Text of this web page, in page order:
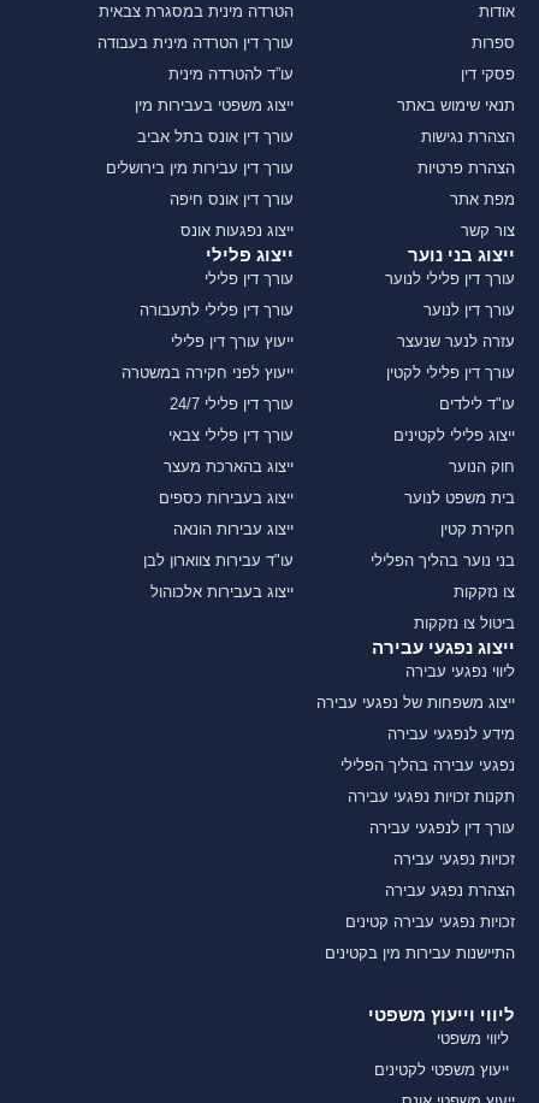
אודות
ספרות
פסקי דין
תנאי שימוש באתר
הצהרת נגישות
הצהרת פרטיות
מפת אתר
צור קשר
הטרדה מינית במסגרת צבאית
עורך דין הטרדה מינית בעבודה
עו”ד להטרדה מינית
ייצוג משפטי בעבירות מין
עורך דין אונס בתל אביב
עורך דין עבירות מין בירושלים
עורך דין אונס חיפה
ייצוג נפגעות אונס
ייצוג בני נוער
עורך דין פלילי לנוער
עורך דין לנוער
עזרה לנער שנעצר
עורך דין פלילי לקטין
עו"ד לילדים
ייצוג פלילי לקטינים
חוק הנוער
בית משפט לנוער
חקירת קטין
בני נוער בהליך הפלילי
צו נזקקות
ביטול צו נזקקות
ייצוג פלילי
עורך דין פלילי
עורך דין פלילי לתעבורה
ייעוץ עורך דין פלילי
ייעוץ לפני חקירה במשטרה
עורך דין פלילי 24/7
עורך דין פלילי צבאי
ייצוג בהארכת מעצר
ייצוג בעבירות כספים
ייצוג עבירות הונאה
עו"ד עבירות צווארון לבן
ייצוג בעבירות אלכוהול
ייצוג נפגעי עבירה
ליווי נפגעי עבירה
ייצוג משפחות של נפגעי עבירה
מידע לנפגעי עבירה
נפגעי עבירה בהליך הפלילי
תקנות זכויות נפגעי עבירה
עורך דין לנפגעי עבירה
זכויות נפגעי עבירה
הצהרת נפגע עבירה
זכויות נפגעי עבירה קטינים
התיישנות עבירות מין בקטינים
ליווי וייעוץ משפטי
ליווי משפטי
ייעוץ משפטי לקטינים